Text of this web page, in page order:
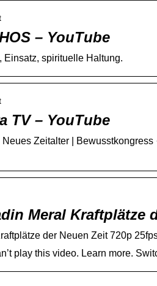
– YouTube
spirituelle Haltung.
TV – YouTube
Zeitalter | Bewusstkongress
Meral Kraftplätze
der Neuen Zeit 720p
play this video. Learn more.